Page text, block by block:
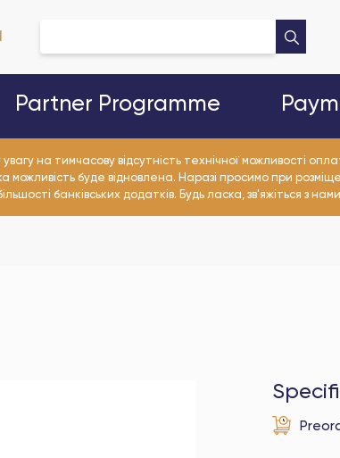
Partner Programme
на тимчасову відсутність технічної можливості
буде відновлена. Наразі просимо при
банківських додатків. Будь ласка, зв'яжіться з